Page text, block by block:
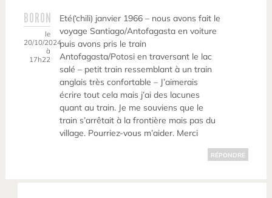
BORON
le
20/10/2024
à
17h22
Eté(‘chili) janvier 1966 – nous avons fait le
voyage Santiago/Antofagasta en voiture
puis avons pris le train
Antofagasta/Potosi en traversant le lac
salé – petit train ressemblant à un train
anglais très confortable – J’aimerais
écrire tout cela mais j’ai des lacunes
quant au train. Je me souviens que le
train s’arrêtait à la frontière mais pas du
village. Pourriez-vous m’aider. Merci
RÉPONDRE